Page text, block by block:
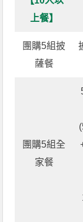
上餐】
團購5組披
薩餐
團購5組全
家餐